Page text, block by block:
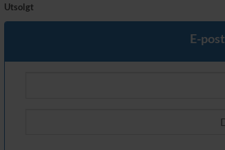
var:
er:
179,00 kr.
Utsolgt
E-